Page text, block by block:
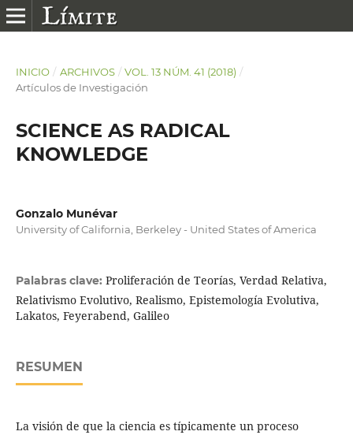
INICIO / ARCHIVOS / VOL. 13 NÚM. 41 (2018) /
Artículos de Investigación
SCIENCE AS RADICAL
KNOWLEDGE
Gonzalo Munévar
University of California, Berkeley - United States of America
Palabras clave: Proliferación de Teorías, Verdad Relativa,
Relativismo Evolutivo, Realismo, Epistemología Evolutiva,
Lakatos, Feyerabend, Galileo
RESUMEN
La visión de que la ciencia es típicamente un proceso